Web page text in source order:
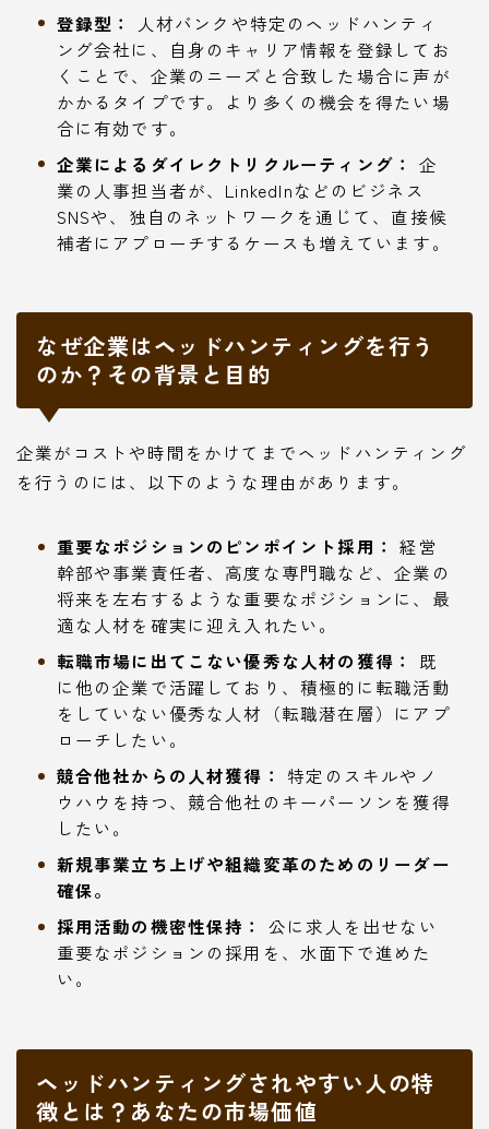
登録型：
人材バンクや特定のヘッドハンティ
ング会社に、自身のキャリア情報を登録してお
くことで、企業のニーズと合致した場合に声が
かかるタイプです。より多くの機会を得たい場
合に有効です。
企業によるダイレクトリクルーティング：
企
業の人事担当者が、LinkedInなどのビジネス
SNSや、独自のネットワークを通じて、直接候
補者にアプローチするケースも増えています。
なぜ企業はヘッドハンティングを行う
のか？その背景と目的
企業がコストや時間をかけてまでヘッドハンティング
を行うのには、以下のような理由があります。
重要なポジションのピンポイント採用： 経営
幹部や事業責任者、高度な専門職など、企業の
将来を左右するような重要なポジションに、最
適な人材を確実に迎え入れたい。
転職市場に出てこない優秀な人材の獲得：
既
に他の企業で活躍しており、積極的に転職活動
をしていない優秀な人材（転職潜在層）にアプ
ローチしたい。
競合他社からの人材獲得：
特定のスキルやノ
ウハウを持つ、競合他社のキーパーソンを獲得
したい。
新規事業立ち上げや組織変革のためのリーダー
確保。
採用活動の機密性保持：
公に求人を出せない
重要なポジションの採用を、水面下で進めた
い。
ヘッドハンティングされやすい人の特
徴とは？あなたの市場価値